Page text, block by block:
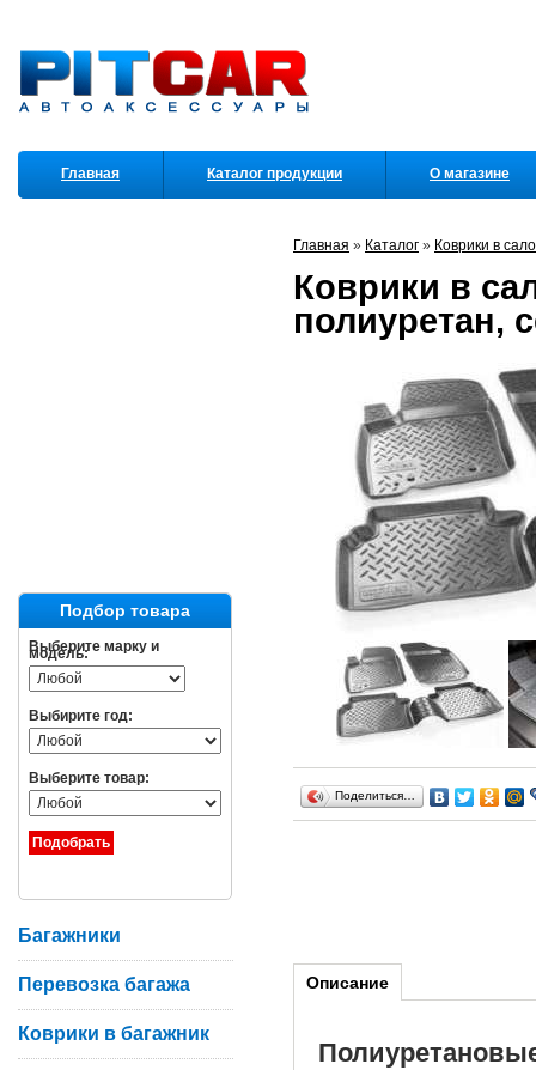
Главная » Каталог » Коврики в
Коврики в
полиуретан,
Поделиться…
Описание
Главная Каталог продукции О магазине
Подбор товара
Выберите марку и
модель:
Выбирите год:
Выберите товар:
Багажники
Перевозка багажа
Коврики в багажник